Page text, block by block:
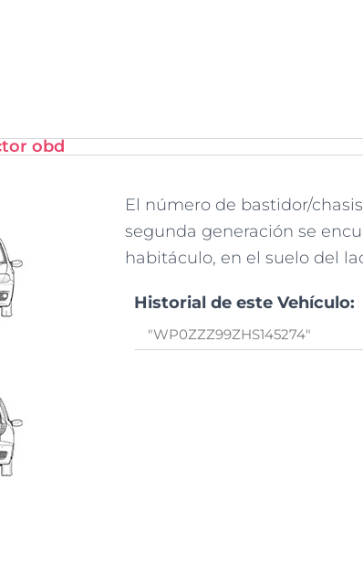
obd
El número de bastidor/
segunda generación se
habitáculo, en el suelo del
Historial de este Vehículo: